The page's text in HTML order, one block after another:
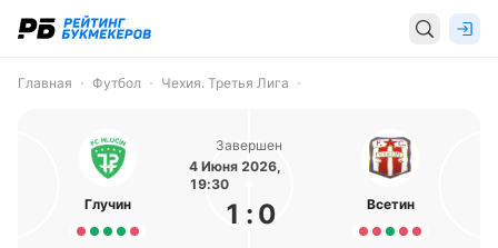
Главная Футбол Чехия. Третья Лига
Глучин
Завершен
4 Июня 2026,
19:30
1 : 0 Всетин